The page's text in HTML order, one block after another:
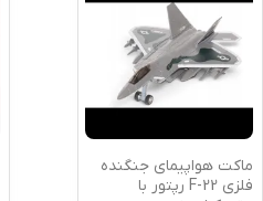
ماکت هواپیمای جنگنده
فلزی F-22 رپتور با